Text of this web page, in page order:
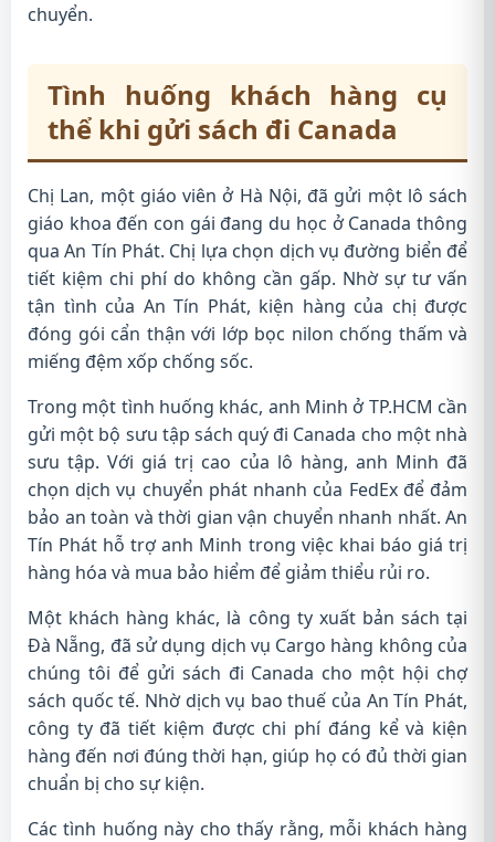
chuyển.
Tình huống khách hàng cụ
thể khi gửi sách đi Canada
Chị Lan, một giáo viên ở Hà Nội, đã gửi một lô sách
giáo khoa đến con gái đang du học ở Canada thông
qua An Tín Phát. Chị lựa chọn dịch vụ đường biển để
tiết kiệm chi phí do không cần gấp. Nhờ sự tư vấn
tận tình của An Tín Phát, kiện hàng của chị được
đóng gói cẩn thận với lớp bọc nilon chống thấm và
miếng đệm xốp chống sốc.
Trong một tình huống khác, anh Minh ở TP.HCM cần
gửi một bộ sưu tập sách quý đi Canada cho một nhà
sưu tập. Với giá trị cao của lô hàng, anh Minh đã
chọn dịch vụ chuyển phát nhanh của FedEx để đảm
bảo an toàn và thời gian vận chuyển nhanh nhất. An
Tín Phát hỗ trợ anh Minh trong việc khai báo giá trị
hàng hóa và mua bảo hiểm để giảm thiểu rủi ro.
Một khách hàng khác, là công ty xuất bản sách tại
Đà Nẵng, đã sử dụng dịch vụ Cargo hàng không của
chúng tôi để gửi sách đi Canada cho một hội chợ
sách quốc tế. Nhờ dịch vụ bao thuế của An Tín Phát,
công ty đã tiết kiệm được chi phí đáng kể và kiện
hàng đến nơi đúng thời hạn, giúp họ có đủ thời gian
chuẩn bị cho sự kiện.
Các tình huống này cho thấy rằng, mỗi khách hàng